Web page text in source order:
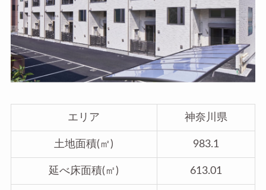
エリア 神奈川県
土地面積(㎡) 983.1
延べ床面積(㎡) 613.01